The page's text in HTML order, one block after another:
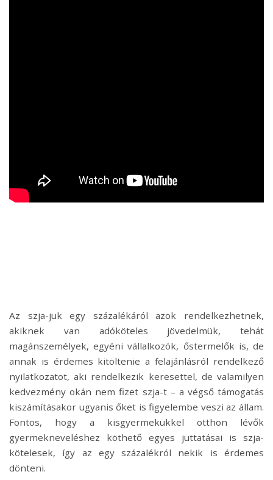
Az szja-juk egy százalékáról azok rendelkezhetnek,
akiknek van adóköteles jövedelmük, tehát
magánszemélyek, egyéni vállalkozók, őstermelők is, de
annak is érdemes kitöltenie a felajánlásról rendelkező
nyilatkozatot, aki rendelkezik keresettel, de valamilyen
kedvezmény okán nem fizet szja-t – a végső támogatás
kiszámításakor ugyanis őket is figyelembe veszi az állam.
Fontos, hogy a kisgyermekükkel otthon lévők
gyermekneveléshez köthető egyes juttatásai is szja-
kötelesek, így az egy százalékról nekik is érdemes
dönteni.